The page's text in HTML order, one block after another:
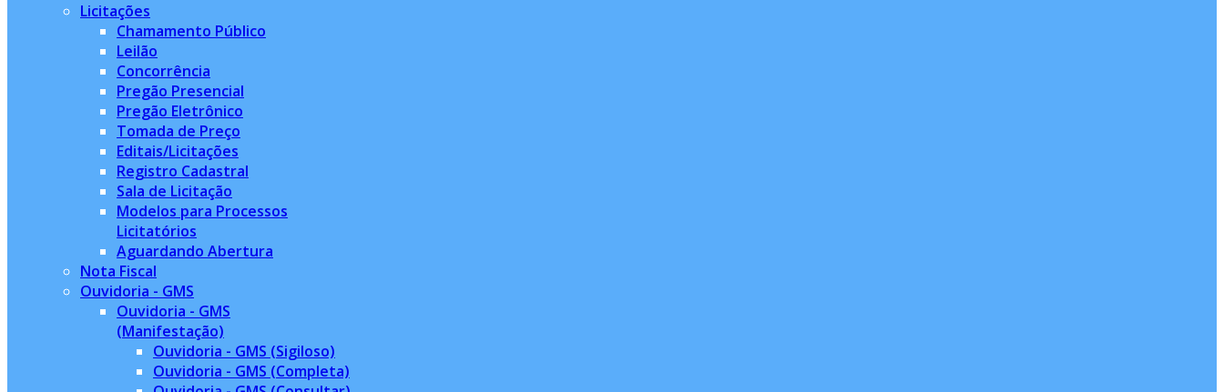
Licitações
Chamamento Público
Leilão
Concorrência
Pregão Presencial
Pregão Eletrônico
Tomada de Preço
Editais/Licitações
Registro Cadastral
Sala de Licitação
Modelos para Processos
Licitatórios
Aguardando Abertura
Nota Fiscal
Ouvidoria - GMS
Ouvidoria - GMS
(Manifestação)
Ouvidoria - GMS (Sigiloso)
Ouvidoria - GMS (Completa)